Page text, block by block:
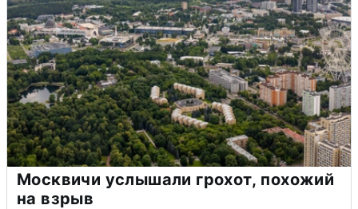
Москвичи услышали грохот, похожий
на взрыв